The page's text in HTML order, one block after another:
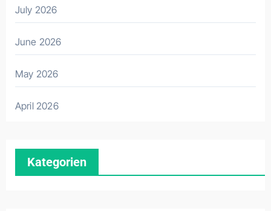
July 2026
June 2026
May 2026
April 2026
Kategorien